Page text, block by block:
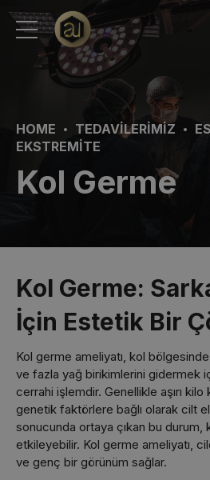
HOME TEDAVILERIMIZ
EKSTREMITE
Kol Germe
Kol Germe:
İçin Estetik Bir
Kol germe ameliyatı, kol bölgesinde
ve fazla yağ birikimlerini gidermek
cerrahi işlemdir. Genellikle aşırı kilo
genetik faktörlere bağlı olarak cilt
sonucunda ortaya çıkan bu durum,
etkileyebilir. Kol germe ameliyatı,
ve genç bir görünüm sağlar.